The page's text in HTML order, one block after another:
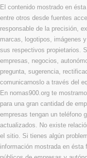
El contenido mostrado en
entre otros desde fuentes
responsable de la precisión,
marcas, logotipos, imágenes
sus respectivos propietarios.
empresas, negocios,
pregunta, sugerencia,
comunicarnoslo a través del
En nomas900.org te
para una gran cantidad de
empresas tengan un teléfono
actualizados. No existe
el sitio. Si tienes algún
información mostrada en